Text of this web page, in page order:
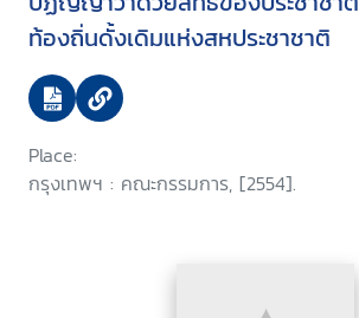
ท้องถิ่นดั้งเดิมแห่งสหประชาชาติ
Place:
กรุงเทพฯ : คณะกรรมการ, [2554].